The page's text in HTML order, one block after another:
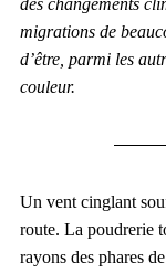
migrations de
d’être, parmi les
couleur.
Un vent cinglant
route. La poudrerie
rayons des phares